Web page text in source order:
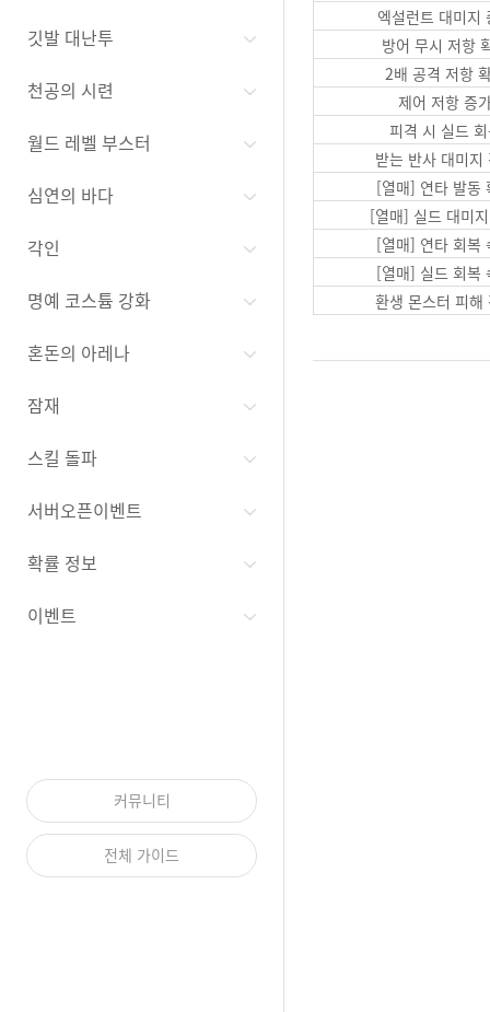
깃발 대난투
천공의 시련
월드 레벨 부스터
심연의 바다
각인
명예 코스튬 강화
혼돈의 아레나
잠재
스킬 돌파
서버오픈이벤트
확률 정보
이벤트
커뮤니티
전체 가이드
엑설런트 대미지
방어 무시 저항
2배 공격 저항
제어 저항 증
피격 시 실드
받는 반사 대미지
[열매] 연타 발동
[열매] 실드 대미
[열매] 연타 회복
[열매] 실드 회복
환생 몬스터 피해